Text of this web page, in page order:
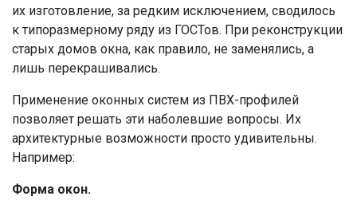
их изготовление, за редким исключением, сводилось
к типоразмерному ряду из ГОСТов. При реконструкции
старых домов окна, как правило, не заменялись, а
лишь перекрашивались.
Применение оконных систем из ПВХ-профилей
позволяет решать эти наболевшие вопросы. Их
архитектурные возможности просто удивительны.
Например:
Форма окон.